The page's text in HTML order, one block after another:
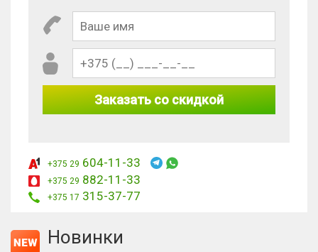
Заказать со скидкой
+375 29 604-11-33
+375 29 882-11-33
+375 17 315-37-77
Новинки